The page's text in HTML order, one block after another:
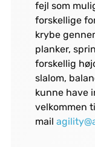
fejl som
forskellige
krybe
planker,
forskellig
slalom,
kunne have
velkommen
mail